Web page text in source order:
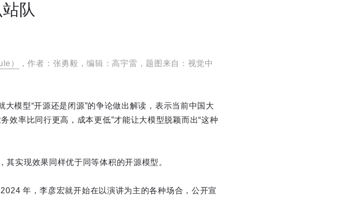
队
）
，作者：张勇毅，编辑：高宇雷，题图来自：视觉中
模型“开源还是闭源”的争论做出解读，表示当前中国大
效率比同行更高，成本更低”才能让大模型脱颖而出“这种
实现效果同样优于同等体积的开源模型。
年，李彦宏就开始在以演讲为主的各种场合，公开宣